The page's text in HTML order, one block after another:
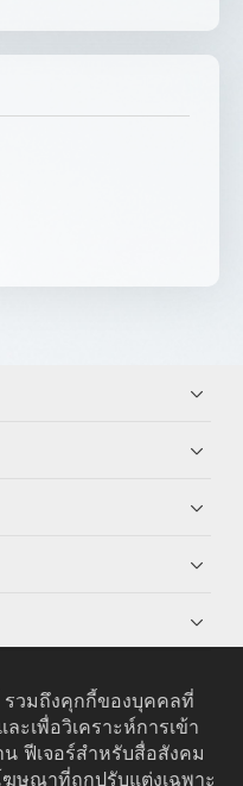
รวมถึงคุกกี้ของบุคคลที่
ะเพื่อวิเคราะห์การเข้า
ฟีเจอร์สำหรับสื่อสังคม
ษณาที่ถูกปรับแต่งเฉพาะ